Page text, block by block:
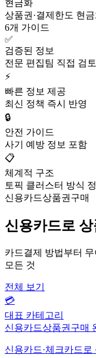
현금화
상품권·결제한도 현
6개 가이드
✅
검증된 정보
전문 편집팀 직접 검토
⚡
빠른 정보 제공
최신 정책 즉시 반영
🔒
안전 가이드
사기 예방 정보 포함
📋
체계적 구조
토픽 클러스터 방식 정
신용카드상품권구매
신용카드로 상
카드결제 방법부터
모든 것
전체 보기
💳
대표 카테고리
신용카드상품권구매
신용카드·체크카드